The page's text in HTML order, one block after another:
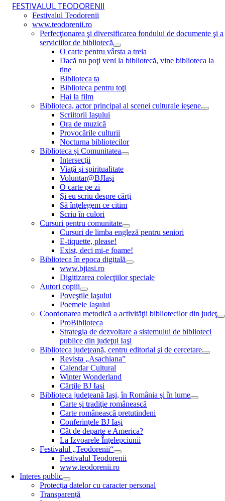
FESTIVALUL TEODORENII
Festivalul Teodorenii
www.teodorenii.ro
Perfecţionarea şi diversificarea fondului de documente şi a
serviciilor de bibliotecă
O carte pentru vârsta a treia
Dacă nu poţi veni la bibliotecă, vine biblioteca la
tine
Biblioteca ta
Biblioteca pentru toţi
Hai la film
Biblioteca, actor principal al scenei culturale ieşene
Scriitorii Iaşului
Ora de muzică
Provocările culturii
Nocturna bibliotecilor
Biblioteca și Comunitatea
Intersecţii
Viaţă şi spiritualitate
Voluntar@BJIaşi
O carte pe zi
Şi eu scriu despre cărţi
Să înţelegem ce citim
Scriu în culori
Cursuri pentru comunitate
Cursuri de limba engleză pentru seniori
E-tiquette, please!
Exist, deci mi-e foame!
Biblioteca în epoca digitală
www.bjiasi.ro
Digitizarea colecţiilor speciale
Autori copiii
Poveştile Iaşului
Poemele Iaşului
Coordonarea metodică a activităţii bibliotecilor din judeţ
ProBiblioteca
Strategia de dezvoltare a sistemului de biblioteci
publice din judeţul Iaşi
Biblioteca judeţeană, centru editorial şi de cercetare
Revista „Asachiana”
Calendar Cultural
Winter Wonderland
Cărţile BJ Iaşi
Biblioteca judeţeană Iaşi, în România şi în lume
Carte şi tradiţie românească
Carte românească pretutindeni
Conferințele BJ Iași
Cât de departe e America?
La Izvoarele Înţelepciunii
Festivalul „Teodorenii“
Festivalul Teodorenii
www.teodorenii.ro
Interes public
Protecția datelor cu caracter personal
Transparență